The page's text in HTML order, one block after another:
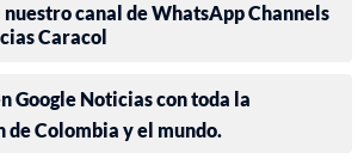
nuestro canal de WhatsApp Channels
Caracol
Google Noticias con toda la
Colombia y el mundo.